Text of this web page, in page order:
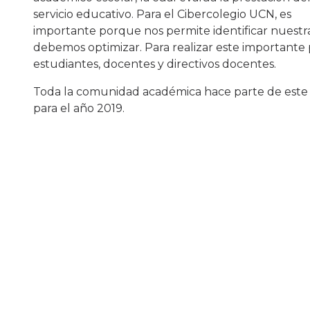
servicio educativo. Para el Cibercolegio UCN, es
importante porque nos permite identificar
debemos optimizar. Para realizar este
estudiantes, docentes y directivos docentes.
Toda la comunidad académica hace parte de
para el año 2019.